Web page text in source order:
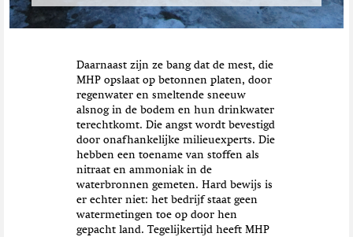
Daarnaast zijn ze bang dat de mest, die
MHP opslaat op betonnen platen, door
regenwater en smeltende sneeuw
alsnog in de bodem en hun drinkwater
terechtkomt. Die angst wordt bevestigd
door onafhankelijke milieuexperts. Die
hebben een toename van stoffen als
nitraat en ammoniak in de
waterbronnen gemeten. Hard bewijs is
er echter niet: het bedrijf staat geen
watermetingen toe op door hen
gepacht land. Tegelijkertijd heeft MHP